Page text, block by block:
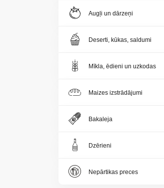
Augļi un dārzeņi
Deserti, kūkas, saldumi
Mīkla, ēdieni un uzkodas
Maizes izstrādājumi
Bakaleja
Dzērieni
Nepārtikas preces